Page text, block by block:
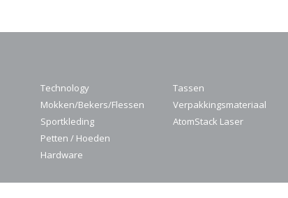
Technology
Mokken/Bekers/Flessen
Sportkleding
Petten / Hoeden
Hardware
Tassen
Verpakkingsmateriaal
AtomStack Laser